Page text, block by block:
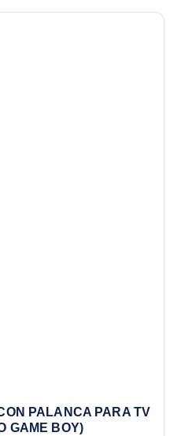
PALANCA PARA TV
GAME BOY)